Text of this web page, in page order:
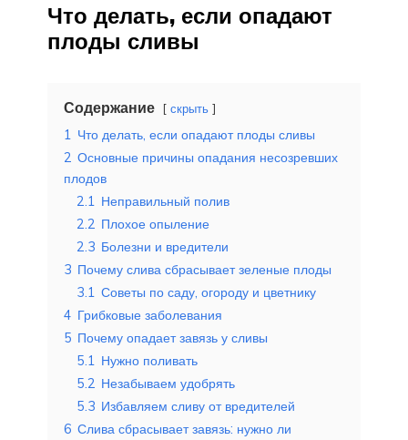
Что делать, если опадают
плоды сливы
Содержание скрыть
1 Что делать, если опадают плоды сливы
2 Основные причины опадания несозревших
плодов
2.1 Неправильный полив
2.2 Плохое опыление
2.3 Болезни и вредители
3 Почему слива сбрасывает зеленые плоды
3.1 Советы по саду, огороду и цветнику
4 Грибковые заболевания
5 Почему опадает завязь у сливы
5.1 Нужно поливать
5.2 Незабываем удобрять
5.3 Избавляем сливу от вредителей
6 Слива сбрасывает завязь: нужно ли